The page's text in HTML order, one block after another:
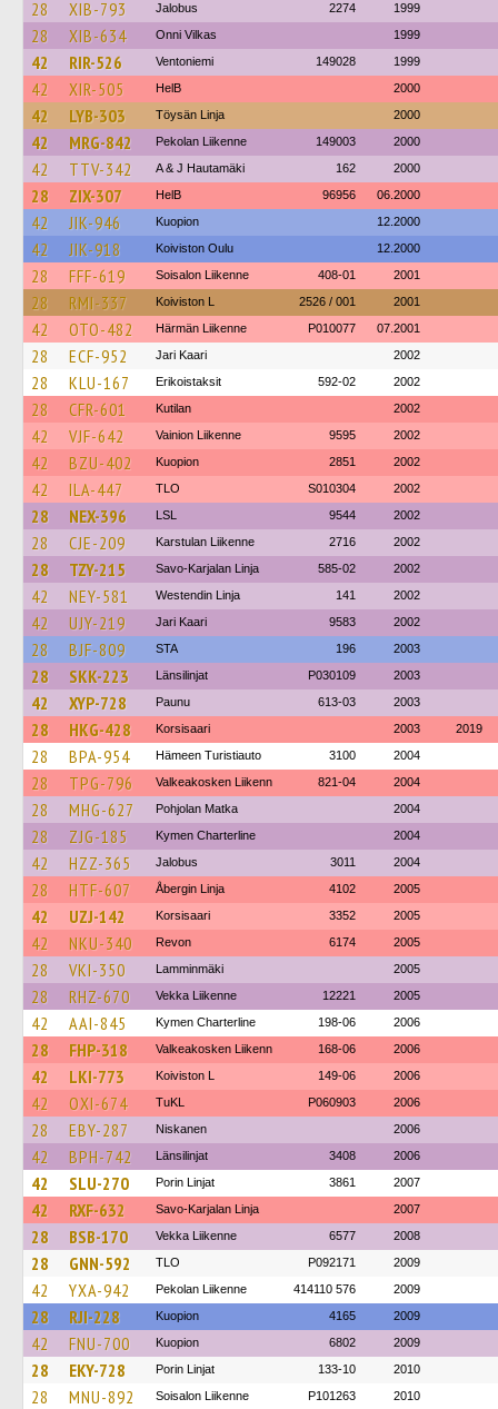
28 XIB-793 Jalobus 2274 1999
28 XIB-634 Onni Vilkas 1999
42 RIR-526 Ventoniemi 149028 1999
42 XIR-505 HelB 2000
42 LYB-303 Töysän Linja 2000
42 MRG-842 Pekolan Liikenne 149003 2000
42 TTV-342 A & J Hautamäki 162 2000
28 ZIX-307 HelB 96956 06.2000
42 JIK-946 Kuopion 12.2000
42 JIK-918 Koiviston Oulu 12.2000
28 FFF-619 Soisalon Liikenne 408-01 2001
28 RMI-337 Koiviston L 2526 / 001 2001
42 OTO-482 Härmän Liikenne P010077 07.2001
28 ECF-952 Jari Kaari 2002
28 KLU-167 Erikoistaksit 592-02 2002
28 CFR-601 Kutilan 2002
42 VJF-642 Vainion Liikenne 9595 2002
42 BZU-402 Kuopion 2851 2002
42 ILA-447 TLO S010304 2002
28 NEX-396 LSL 9544 2002
28 CJE-209 Karstulan Liikenne 2716 2002
28 TZY-215 Savo-Karjalan Linja 585-02 2002
42 NEY-581 Westendin Linja 141 2002
42 UJY-219 Jari Kaari 9583 2002
28 BJF-809 STA 196 2003
28 SKK-223 Länsilinjat P030109 2003
42 XYP-728 Paunu 613-03 2003
28 HKG-428 Korsisaari 2003 2019
28 BPA-954 Hämeen Turistiauto 3100 2004
28 TPG-796 Valkeakosken Liikenn 821-04 2004
28 MHG-627 Pohjolan Matka 2004
28 ZJG-185 Kymen Charterline 2004
42 HZZ-365 Jalobus 3011 2004
28 HTF-607 Åbergin Linja 4102 2005
42 UZJ-142 Korsisaari 3352 2005
42 NKU-340 Revon 6174 2005
28 VKI-350 Lamminmäki 2005
28 RHZ-670 Vekka Liikenne 12221 2005
42 AAI-845 Kymen Charterline 198-06 2006
28 FHP-318 Valkeakosken Liikenn 168-06 2006
42 LKI-773 Koiviston L 149-06 2006
42 OXI-674 TuKL P060903 2006
28 EBY-287 Niskanen 2006
42 BPH-742 Länsilinjat 3408 2006
42 SLU-270 Porin Linjat 3861 2007
42 RXF-632 Savo-Karjalan Linja 2007
28 BSB-170 Vekka Liikenne 6577 2008
28 GNN-592 TLO P092171 2009
42 YXA-942 Pekolan Liikenne 414110 576 2009
28 RJI-228 Kuopion 4165 2009
42 FNU-700 Kuopion 6802 2009
28 EKY-728 Porin Linjat 133-10 2010
28 MNU-892 Soisalon Liikenne P101263 2010